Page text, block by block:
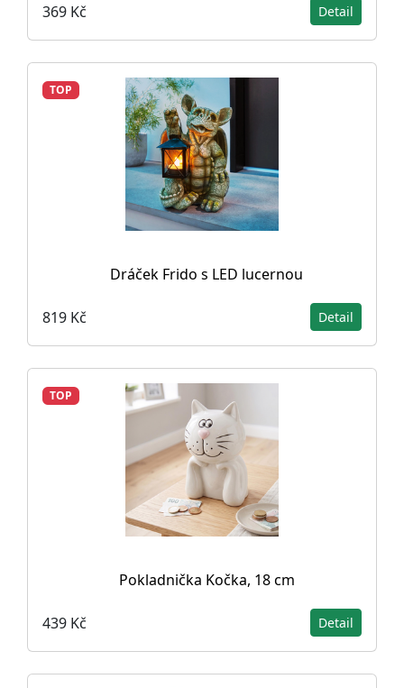
369 Kč Detail
TOP
Dráček Frido s LED lucernou
819 Kč Detail
TOP
Pokladnička Kočka, 18 cm
439 Kč Detail